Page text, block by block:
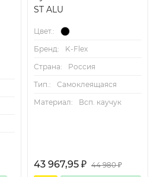
ST ALU
Цвет.:
Бренд:
K-Flex
Страна:
Россия
Тип.:
Самоклеящаяся
Материал:
Всп. каучук
43 967,95 ₽ 44 980₽